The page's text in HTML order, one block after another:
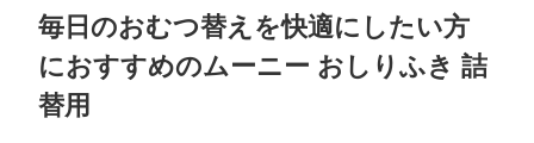
毎日のおむつ替えを快適にしたい方
におすすめのムーニー おしりふき 詰
替用